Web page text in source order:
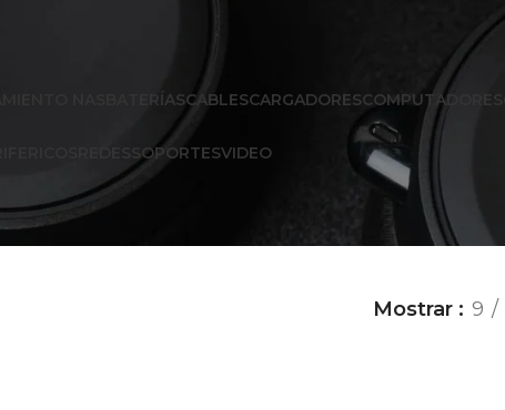
BATERÍASCABLESCARGADORESCOMPUTADORES
SOPORTESVIDEO
Mostrar 9